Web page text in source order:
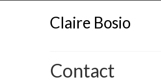
Claire Bosio
Contact